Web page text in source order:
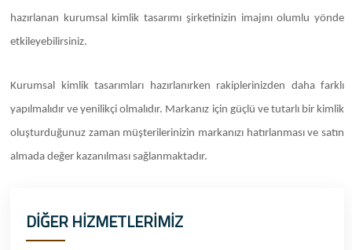
hazırlanan kurumsal kimlik tasarımı şirketinizin imajını olumlu yönde
etkileyebilirsiniz.
Kurumsal kimlik tasarımları hazırlanırken rakiplerinizden daha farklı
yapılmalıdır ve yenilikçi olmalıdır. Markanız için güçlü ve tutarlı bir kimlik
oluşturduğunuz zaman müşterilerinizin markanızı hatırlanması ve satın
almada değer kazanılması sağlanmaktadır.
DİĞER HİZMETLERİMİZ